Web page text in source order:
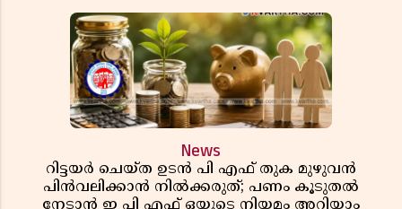
News
റിട്ടയർ ചെയ്ത ഉടൻ പി എഫ് തുക മുഴുവൻ
പിൻവലിക്കാൻ നിൽക്കരുത്; പണം കൂടുതൽ